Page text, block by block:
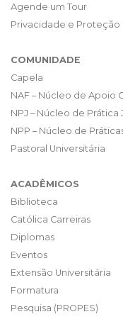
Agende um Tour
Privacidade e Proteção
COMUNIDADE
Capela
NAF – Núcleo de Apoio
NPJ – Núcleo de Prática
NPP – Núcleo de
Pastoral Universitária
ACADÊMICOS
Biblioteca
Católica Carreiras
Diplomas
Eventos
Extensão Universitária
Formatura
Pesquisa (PROPES)